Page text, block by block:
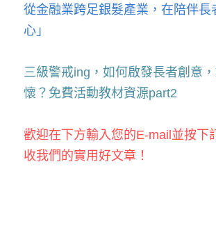
從金融業跨足銀髮產業，在陪伴長
心」
三級警戒ing，如何啟發長者創意
懷？免費活動教材資源part2
歡迎在下方輸入您的E-mail並按下
收我們的實用好文章！